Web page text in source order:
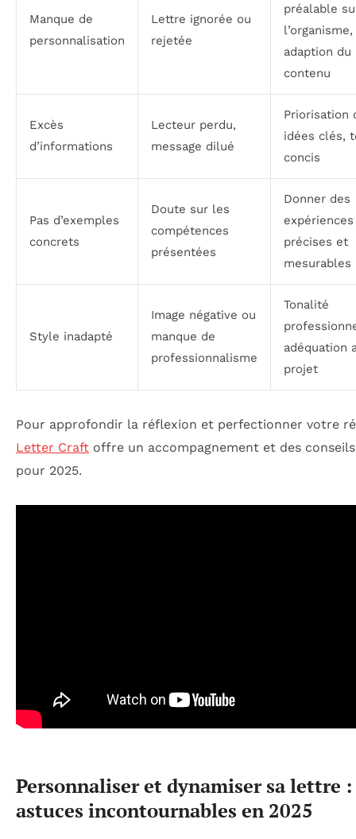
Manque de
personnalisation
Lettre ignorée ou
rejetée
préalable
l’organisme,
adaption du
contenu
Excès
d’informations
Lecteur perdu,
message dilué
Priorisation
idées clés,
concis
Pas d’exemples
concrets
Doute sur les
compétences
présentées
Donner des
expériences
précises et
mesurables
Style inadapté
Image négative ou
manque de
professionnalisme
Tonalité
adéquation
projet
Pour approfondir la réflexion et perfectionner votre
Letter Craft offre un accompagnement et des
pour 2025.
Personnaliser et dynamiser sa lettre :
astuces incontournables en 2025